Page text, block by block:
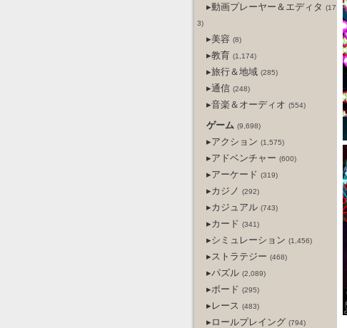
▸動画プレーヤー＆エディタ (17
3)
▸美容 (8)
▸教育 (1,174)
▸旅行＆地域 (285)
▸通信 (248)
▸音楽＆オーディオ (554)
ゲーム (9,698)
▸アクション (1,575)
▸アドベンチャー (600)
▸アーケード (319)
▸カジノ (292)
▸カジュアル (743)
▸カード (341)
▸シミュレーション (1,456)
▸ストラテジー (468)
▸パズル (2,089)
▸ボード (295)
▸レース (483)
▸ロールプレイング (794)